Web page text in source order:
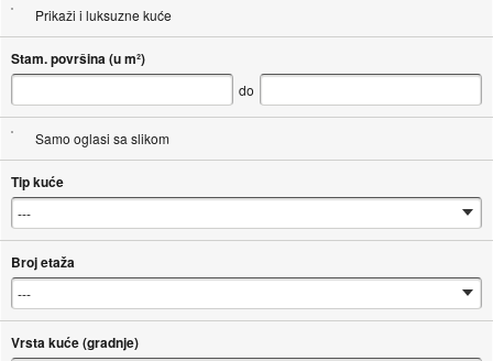
Prikaži i luksuzne kuće
Stam. površina (u m²)
do
Samo oglasi sa slikom
Tip kuće
Broj etaža
Vrsta kuće (gradnje)